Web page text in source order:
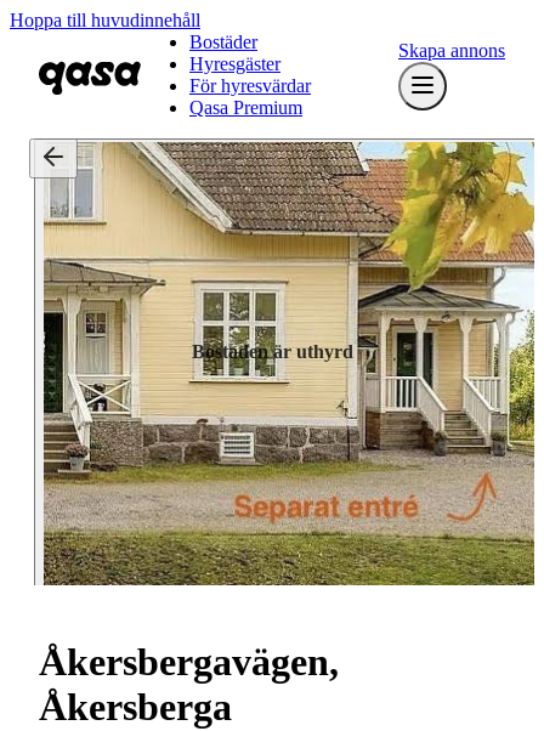
Hoppa till huvudinnehåll
Bostäder
Hyresgäster
För hyresvärdar
Qasa Premium
Skapa annons
Bostaden är uthyrd
Åkersbergavägen,
Åkersberga